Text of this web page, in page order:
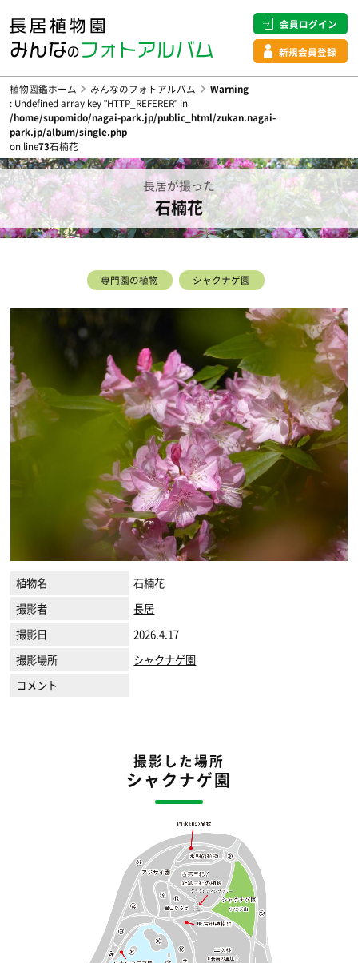
会員ログイン
新規会員登録
植物図鑑ホーム みんなのフォトアルバム
Warning
: Undefined array key "HTTP_REFERER" in
/home/supomido/nagai-park.jp/public_html/zukan.nagai-
park.jp/album/single.php
on line73石楠花
長居が撮った
石楠花
専門園の植物 シャクナゲ園
植物名
石楠花
撮影者
長居
撮影日
2026.4.17
撮影場所
シャクナゲ園
コメント
撮影した場所
シャクナゲ園